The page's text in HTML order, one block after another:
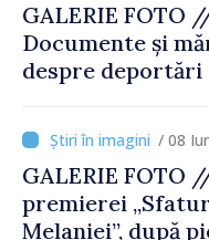
GALERIE FOTO
Documente și
despre deportări
„Teroarea de stat
sovietică.
și făptași”
/ 08
GALERIE FOTO
premierei
Melaniei”, după